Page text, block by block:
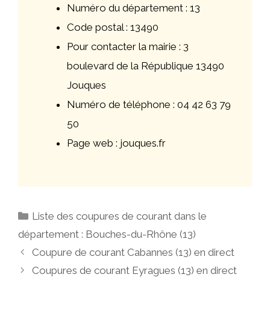
Numéro du département : 13
Code postal : 13490
Pour contacter la mairie : 3
boulevard de la République 13490
Jouques
Numéro de téléphone : 04 42 63 79
50
Page web : jouques.fr
Catégories
Liste des coupures de courant dans le
département : Bouches-du-Rhône (13)
Navigation
des
Coupure de courant Cabannes (13) en direct
Coupures de courant Eyragues (13) en direct